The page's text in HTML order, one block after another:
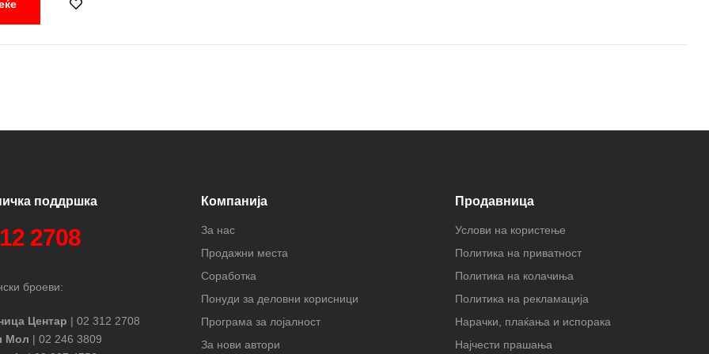
поддршка
2708
броеви:
Центар | 02 312 2708
Мол | 02 246 3809
Компанија
За нас
Продажни места
Соработка
Понуди за деловни корисници
Програма за лојалност
За нови автори
Продавница
Услови на користење
Политика на приватност
Политика на колачиња
Политика на рекламација
Нарачки, плаќања и испорака
Најчести прашања